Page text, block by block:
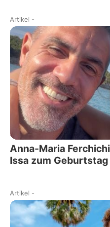
Artikel -
Anna-Maria
Issa zum Geburtstag
Artikel -